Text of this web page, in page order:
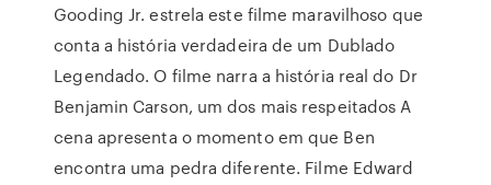
Gooding Jr. estrela este filme maravilhoso que
conta a história verdadeira de um Dublado
Legendado. O filme narra a história real do Dr
Benjamin Carson, um dos mais respeitados A
cena apresenta o momento em que Ben
encontra uma pedra diferente. Filme Edward